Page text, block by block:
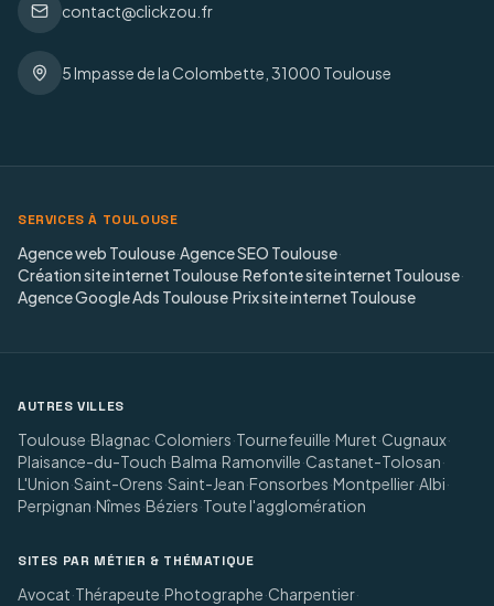
contact@clickzou.fr
5 Impasse de la Colombette, 31000 Toulouse
SERVICES À TOULOUSE
Agence web Toulouse·Agence SEO Toulouse·
Création site internet Toulouse·Refonte site internet Toulouse·
Agence Google Ads Toulouse·Prix site internet Toulouse
AUTRES VILLES
Toulouse·Blagnac·Colomiers·Tournefeuille·Muret·Cugnaux·
Plaisance-du-Touch·Balma·Ramonville·Castanet-Tolosan·
L'Union·Saint-Orens·Saint-Jean·Fonsorbes·Montpellier·Albi·
Perpignan·Nîmes·Béziers·Toute l'agglomération
SITES PAR MÉTIER & THÉMATIQUE
Avocat·Thérapeute·Photographe·Charpentier·